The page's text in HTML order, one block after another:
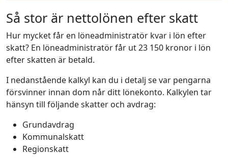
Så stor är nettolönen efter skatt
Hur mycket får en löneadministratör kvar i lön efter
skatt? En löneadministratör får ut 23 150 kronor i lön
efter skatten är betald.
I nedanstående kalkyl kan du i detalj se var pengarna
försvinner innan dom når ditt lönekonto. Kalkylen tar
hänsyn till följande skatter och avdrag:
Grundavdrag
Kommunalskatt
Regionskatt